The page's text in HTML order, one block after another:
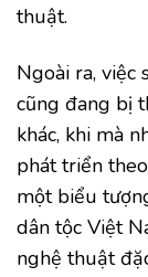
thuật.
Ngoài ra, việc
cũng đang bị
khác, khi mà
phát triển
một biểu
dân tộc Việt
nghệ thuật